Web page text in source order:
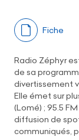
Fiche
Radio Zéphyr
de sa
divertissement
Elle émet sur
(Lomé) ; 95.5
diffusion de
communiqués,